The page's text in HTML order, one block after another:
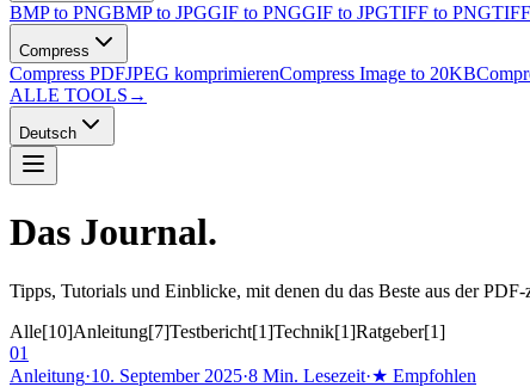
BMP to PNGBMP to JPGGIF to PNGGIF to JPGTIFF to PNG
Compress
Compress PDFJPEG komprimierenCompress Image to 20KB
ALLE TOOLS →
Deutsch
Das Journal.
Tipps, Tutorials und Einblicke, mit denen du das Beste aus der
Alle[10]Anleitung[7]Testbericht[1]Technik[1]Ratgeber[1]
01
Anleitung·10. September 2025·8 Min. Lesezeit·★ Empfohlen